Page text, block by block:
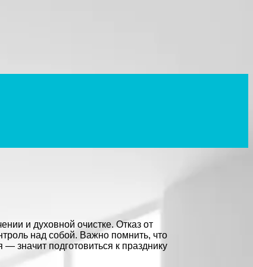
и духовной очистке. Отказ от
над собой. Важно помнить, что
значит подготовиться к празднику